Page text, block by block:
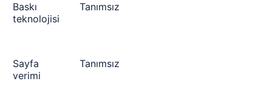
Baskı
teknolojisi
Tanımsız
Sayfa
verimi
Tanımsız